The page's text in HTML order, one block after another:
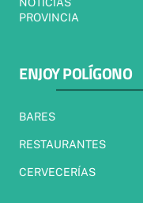
PROVINCIA
ENJOY POLÍGONO
BARES
RESTAURANTES
CERVECERÍAS